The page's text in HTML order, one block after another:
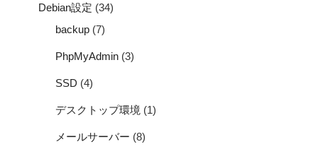
Debian設定 (34)
backup (7)
PhpMyAdmin (3)
SSD (4)
デスクトップ環境 (1)
メールサーバー (8)